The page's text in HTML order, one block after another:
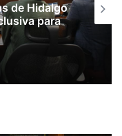
de Hidalgo
para